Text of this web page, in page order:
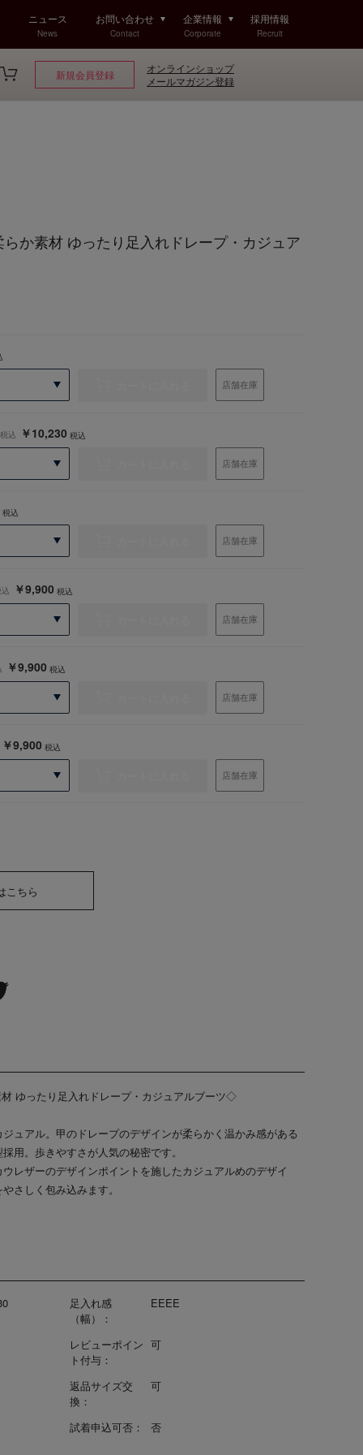
ニュース
News
お問い合わせ
Contact
企業情報
Corporate
採用情報
Recruit
新規会員登録
オンラインショップ
メールマガジン登録
か素材 ゆったり足入れドレープ・カジュア
足入れ感
（幅）：
EEEE
レビューポイン
ト付与：
可
返品サイズ交
換：
可
試着申込可否： 否
店舗在庫
￥10,230 税込
税込
店舗在庫
税込
店舗在庫
￥9,900 税込
店舗在庫
￥9,900 税込
店舗在庫
￥9,900 税込
店舗在庫
ゆったり足入れドレープ・カジュアルブーツ◇
ュアル。甲のドレープのデザインが柔らかく温かみ感がある
用。歩きやすさが人気の秘密です。
レザーのデザインポイントを施したカジュアルめのデザイ
さしく包み込みます。
こちら